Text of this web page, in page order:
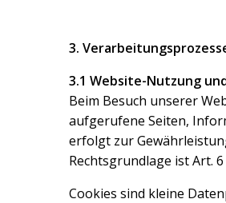
3.
3.1 Website-Nutzung
Beim Besuch unserer
aufgerufene Seiten,
erfolgt zur
Rechtsgrundlage ist Art. 6
Cookies sind kleine